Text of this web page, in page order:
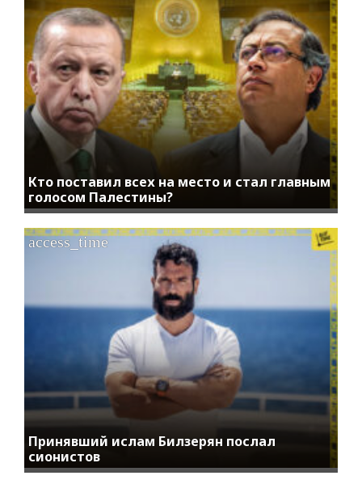
Кто поставил всех на место и стал главным
голосом Палестины?
Принявший ислам Билзерян послал
сионистов
access_time